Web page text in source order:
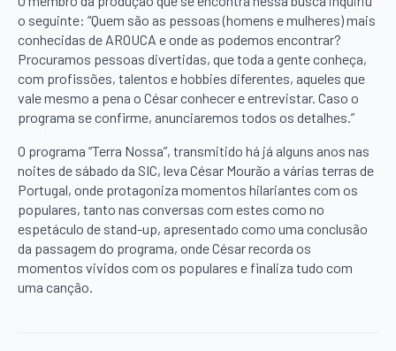
o seguinte: “Quem são as pessoas (homens e mulheres) mais
conhecidas de AROUCA e onde as podemos encontrar?
Procuramos pessoas divertidas, que toda a gente conheça,
com profissões, talentos e hobbies diferentes, aqueles que
vale mesmo a pena o César conhecer e entrevistar. Caso o
programa se confirme, anunciaremos todos os detalhes.”
O programa “Terra Nossa”, transmitido há já alguns anos nas
noites de sábado da SIC, leva César Mourão a várias terras de
Portugal, onde protagoniza momentos hilariantes com os
populares, tanto nas conversas com estes como no
espetáculo de stand-up, apresentado como uma conclusão
da passagem do programa, onde César recorda os
momentos vividos com os populares e finaliza tudo com
uma canção.